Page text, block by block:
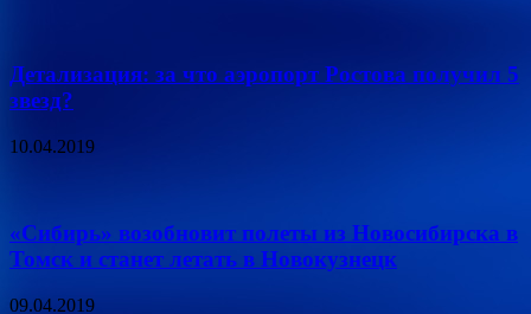
Детализация: за что аэропорт Ростова получил 5
звезд?
10.04.2019
«Сибирь» возобновит полеты из Новосибирска в
Томск и станет летать в Новокузнецк
09.04.2019